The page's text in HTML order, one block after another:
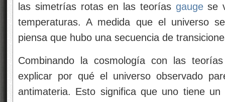
las simetrías rotas en las teorías gaugese
temperaturas. A medida que el universo
piensa que hubo una secuencia de
Combinando la cosmología con las
explicar por qué el universo observado
antimateria. Esto significa que uno tiene